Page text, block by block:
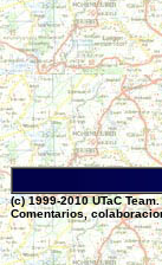
(c) 1999-2010 UTaC
Comentarios,